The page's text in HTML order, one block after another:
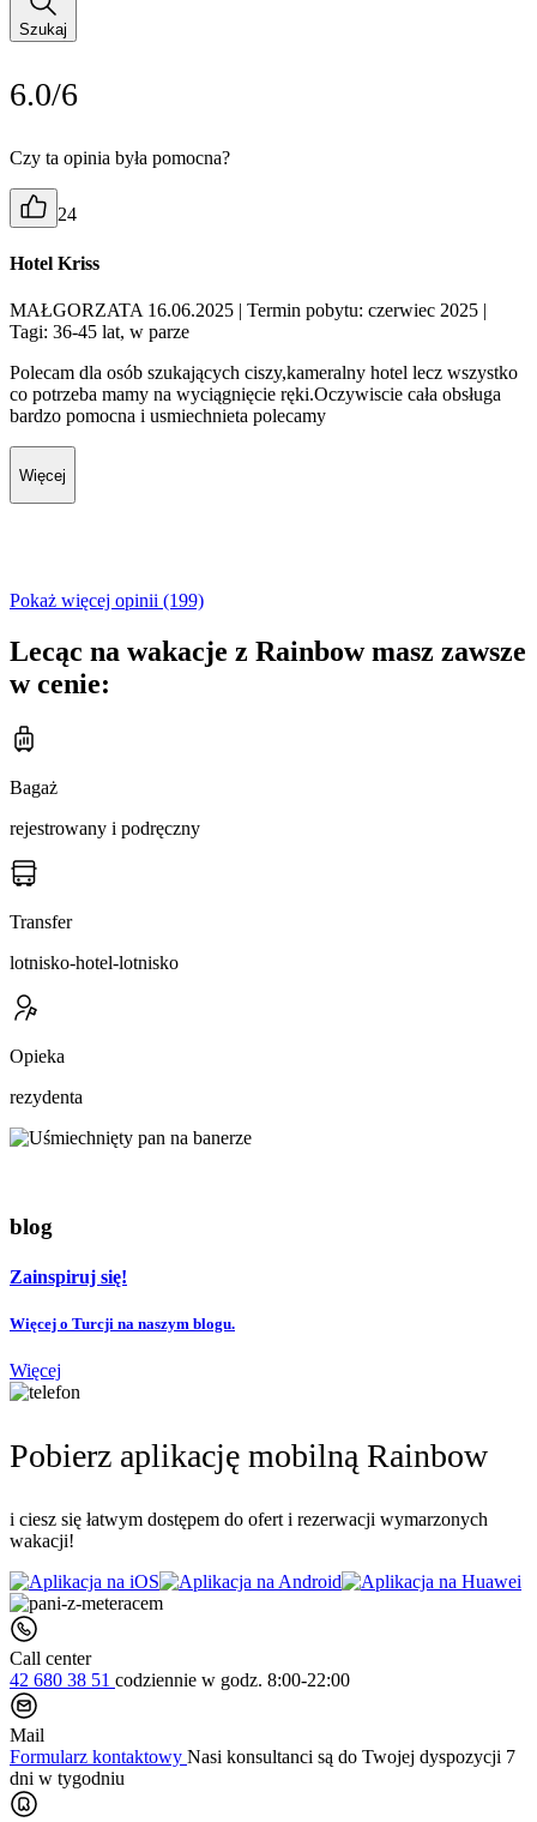
Szukaj
6.0/6
Czy ta opinia była pomocna?
24
Hotel Kriss
MAŁGORZATA 16.06.2025 | Termin pobytu: czerwiec 2025 |
Tagi: 36-45 lat, w parze
Polecam dla osób szukających ciszy,kameralny hotel lecz wszystko
co potrzeba mamy na wyciągnięcie ręki.Oczywiscie cała obsługa
bardzo pomocna i usmiechnieta polecamy
Więcej
Pokaż więcej opinii (199)
Lecąc na wakacje z Rainbow masz zawsze
w cenie:
Bagaż
rejestrowany i podręczny
Transfer
lotnisko-hotel-lotnisko
Opieka
rezydenta
blog
Zainspiruj się!
Więcej o Turcji na naszym blogu.
Więcej
Pobierz aplikację mobilną Rainbow
i ciesz się łatwym dostępem do ofert i rezerwacji wymarzonych
wakacji!
Call center
42 680 38 51 codziennie w godz. 8:00-22:00
Mail
Formularz kontaktowy Nasi konsultanci są do Twojej dyspozycji 7
dni w tygodniu